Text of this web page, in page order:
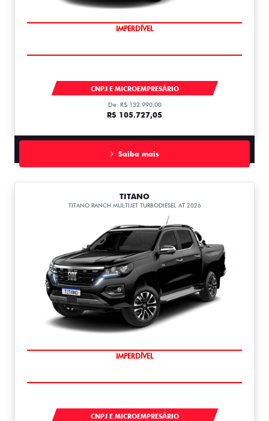
IMPERDÍVEL
CNPJ E MICROEMPRESÁRIO
De: R$ 132.990,00
R$ 105.727,05
Saiba mais
TITANO
TITANO RANCH MULTIJET TURBODIESEL AT 2026
IMPERDÍVEL
CNPJ E MICROEMPRESÁRIO